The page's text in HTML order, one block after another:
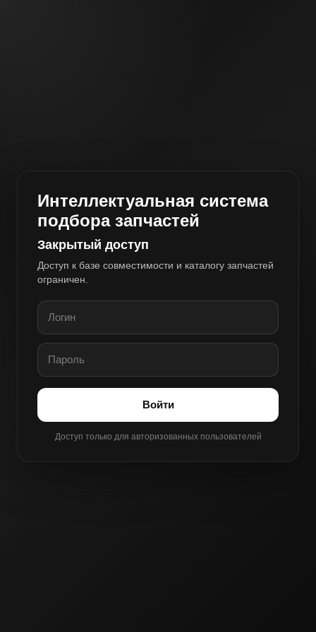
Интеллектуальная система
подбора запчастей
Закрытый доступ
Доступ к базе совместимости и каталогу запчастей
ограничен.
Войти
Доступ только для авторизованных пользователей